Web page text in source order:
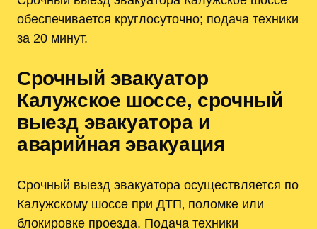
обеспечивается круглосуточно; подача техники
за 20 минут.
Срочный эвакуатор
Калужское шоссе‚ срочный
выезд эвакуатора и
аварийная эвакуация
Срочный выезд эвакуатора осуществляется по
Калужскому шоссе при ДТП‚ поломке или
блокировке проезда. Подача техники